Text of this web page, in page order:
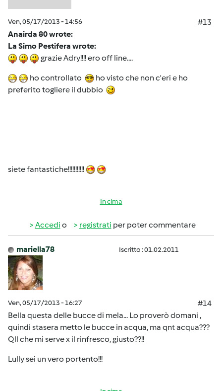
Ven, 05/17/2013 - 14:56
#13
Anairda 80 wrote:
La Simo Pestifera wrote:
grazie Adry!!!! ero off line....
ho controllato
ho visto che non c'eri e ho
preferito togliere il dubbio
siete fantastiche!!!!!!!!!!!
In cima
Accedi o registrati per poter commentare
mariella78 Iscritto : 01.02.2011
Ven, 05/17/2013 - 16:27
#14
Bella questa delle bucce di mela... Lo proverò domani ,
quindi stasera metto le bucce in acqua, ma qnt acqua???
Qll che mi serve x il rinfresco, giusto??!!
Lully sei un vero portento!!!